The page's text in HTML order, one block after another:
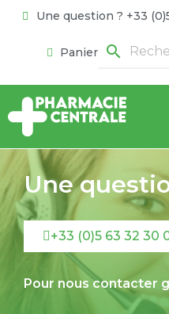
Une question ? +33
Panier search
Une
+33 (0)5 63 32 30
Pour nous contacter